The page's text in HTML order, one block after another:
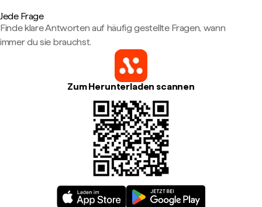
Jede Frage
Finde klare Antworten auf häufig gestellte Fragen, wann
immer du sie brauchst.
Zum Herunterladen scannen